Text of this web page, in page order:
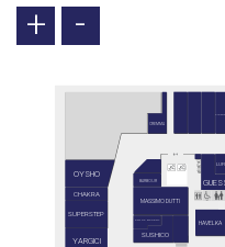
BARBOUR
CHAKRA
CREMMA
HAVELKA
MASSIMO DUTTI
OYSHO
SUPERSTEP
SUSHICO
ART OF BAKERY
YARGICI
+ -